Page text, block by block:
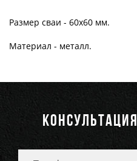
Размер сваи - 60х60 мм.
Материал - металл.